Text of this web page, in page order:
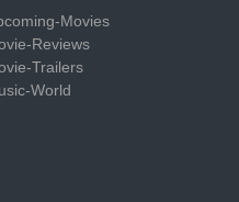
Movies
Reviews
Trailers
World